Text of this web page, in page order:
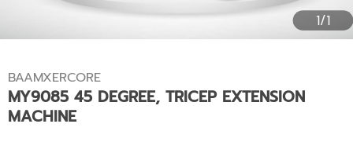
1/1
BAAMXERCORE
MY9085 45 DEGREE, TRICEP EXTENSION
MACHINE